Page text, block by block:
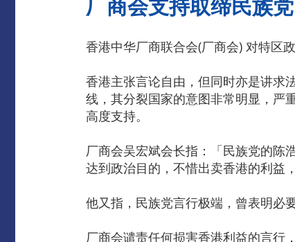
厂商会支持取缔民族党
香港中华厂商联合会(厂商会) 对特区
香港主张言论自由，但同时亦是讲求
线，其分裂国家的意图非常明显，严
高度支持。
厂商会吴宏斌会长指：「民族党的陈
达到政治目的，不惜出卖香港的利益
他又指，民族党言行极端，曾表明必
厂商会谴责任何损害香港利益的言行